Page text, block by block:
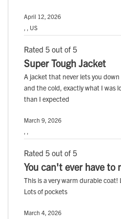
April 12, 2026
, , US
Rated 5 out of 5
Super Tough Jacket
A jacket that never lets you
and the cold, exactly what I was
than I expected
March 9, 2026
Rated 5 out of 5
You can't ever have to
This is a very warm durable coat!
Lots of pockets
March 4, 2026